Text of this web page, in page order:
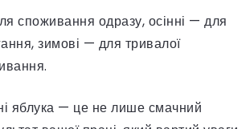
споживання одразу, осінні — для
зимові — для тривалої
яблука — це не лише смачний